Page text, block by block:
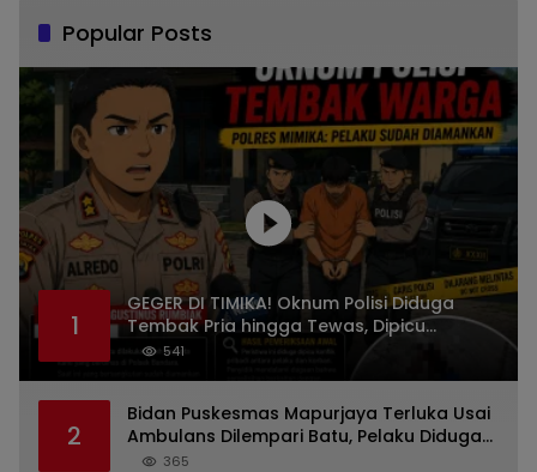
Popular Posts
1
GEGER DI TIMIKA! Oknum Polisi Diduga
Tembak Pria hingga Tewas, Dipicu
Dugaan Persoalan Rumah Tangga
541
2
Bidan Puskesmas Mapurjaya Terluka Usai
Ambulans Dilempari Batu, Pelaku Diduga
Kelompok Mabuk di Jalan Poros Timika
365